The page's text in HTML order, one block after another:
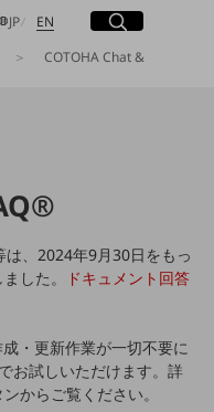
は、2024年9月30日をもっ
した。
ドキュメント回答
・更新作業が一切不要に
でお試しいただけます。詳
からご覧ください。
JP日本語
EN Englishサイト内検索
開く
COTOHA Chat &